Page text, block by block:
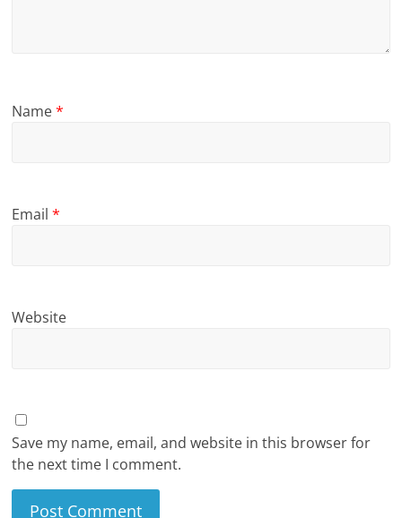
Name*
Email*
Website
Save my name, email, and website in this browser for
the next time I comment.